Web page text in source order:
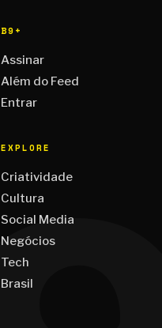
B9+
Assinar
Além do Feed
Entrar
EXPLORE
Criatividade
Cultura
Social Media
Negócios
Tech
Brasil